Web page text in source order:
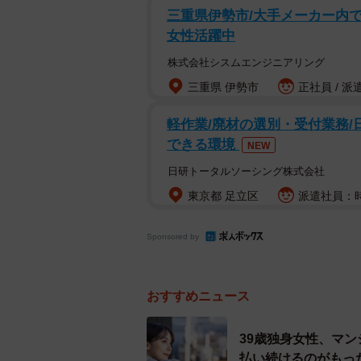
三重県伊勢市/大手メーカー内
女性活躍中
株式会社シスムエンジニアリング
三重県 伊勢市 正社員 / 派
軽作業/廃材の選別・受付業務/
できる環境
NEW
日研トータルソーシング株式会社
東京都 足立区 派遣社員：
Sponsored by
おすすめニュース
39歳独身女性、マ
払い続けるのがもっ